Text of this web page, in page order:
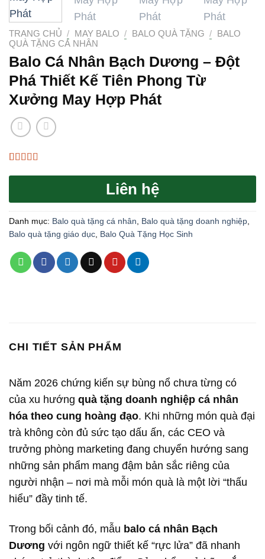
TRANG CHỦ / MAY BALO / BALO QUÀ TẶNG / BALO
QUÀ TẶNG CÁ NHÂN
Balo Cá Nhân Bạch Dương – Đột
Phá Thiết Kế Tiên Phong Từ
Xưởng May Hợp Phát
Liên hệ
Danh mục: Balo quà tặng cá nhân Balo quà tặng doanh nghiệp
Balo quà tặng giáo dục Balo Quà Tặng Học Sinh
CHI TIẾT SẢN PHẨM
Năm 2026 chứng kiến sự bùng nổ chưa từng có
của xu hướng quà tặng doanh nghiệp cá nhân
hóa theo cung hoàng đạo. Khi những món quà đại
trà không còn đủ sức tạo dấu ấn, các CEO và
trưởng phòng marketing đang chuyển hướng sang
những sản phẩm mang đậm bản sắc riêng của
người nhận – nơi mà mỗi món quà là một lời “thấu
hiểu” đầy tinh tế.
Trong bối cảnh đó, mẫu balo cá nhân Bạch
Dương với ngôn ngữ thiết kế “rực lửa” đã nhanh